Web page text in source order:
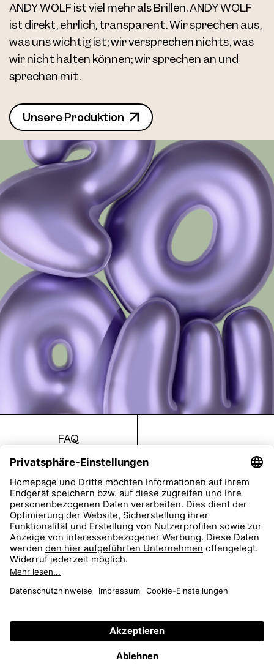
ANDY WOLF ist viel mehr als Brillen. ANDY WOLF
ist direkt, ehrlich, transparent. Wir sprechen aus,
was uns wichtig ist; wir versprechen nichts, was
wir nicht halten können; wir sprechen an und
sprechen mit.
Unsere Produktion
FAQ
Return
Imprint
Accessibility
Data Protection